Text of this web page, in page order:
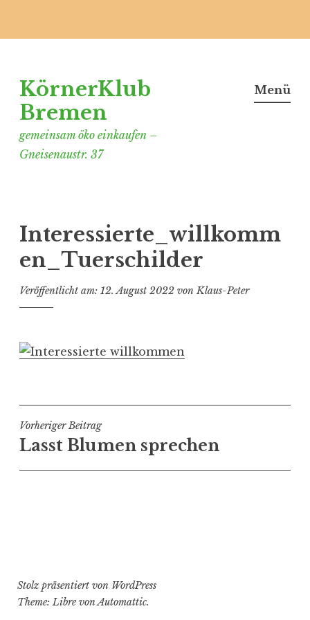
springen
KörnerKlub
Bremen
gemeinsam öko einkaufen –
Gneisenaustr. 37
Menü
Interessierte_willkomm
en_Tuerschilder
Veröffentlicht am: 12. August 2022 vonKlaus-Peter
Beitragsnavigation
Vorheriger Beitrag
Lasst Blumen sprechen
Stolz präsentiert von WordPress
Theme: Libre vonAutomattic.